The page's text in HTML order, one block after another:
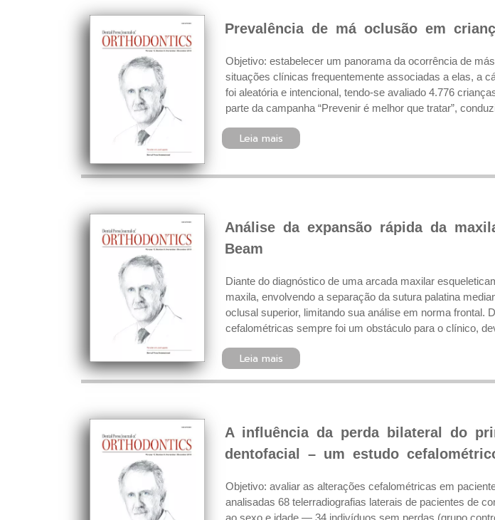
Prevalência de má oclusão em
Objetivo: estabelecer um panorama da ocorrência de
situações clínicas frequentemente associadas a elas, a
foi aleatória e intencional, tendo-se avaliado 4.776
parte da campanha “Prevenir é melhor que tratar”,
Leia mais
Análise da expansão rápida da
Beam
Diante do diagnóstico de uma arcada maxilar
maxila, envolvendo a separação da sutura palatina
oclusal superior, limitando sua análise em norma frontal.
cefalométricas sempre foi um obstáculo para o clínico,
Leia mais
A influência da perda bilateral do
dentofacial – um estudo
Objetivo: avaliar as alterações cefalométricas em
analisadas 68 telerradiografias laterais de pacientes de
ao sexo e idade — 34 indivíduos sem perdas (grupo